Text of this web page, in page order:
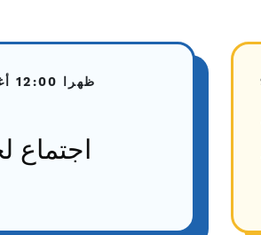
12:00 ظهرا
اجتماع